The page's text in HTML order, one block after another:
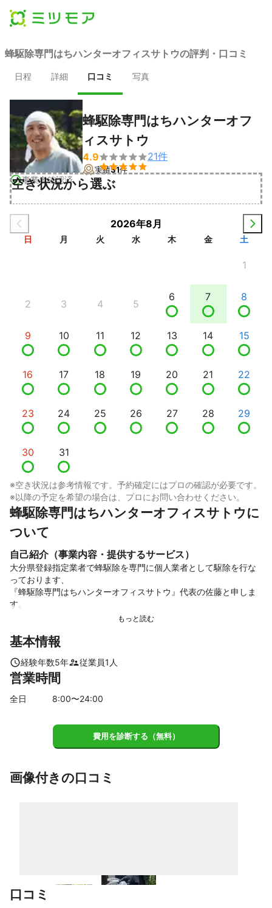
蜂駆除専門はちハンターオフィスサトウの評判・口コミ
日程 詳細 口コミ 写真
事業者確認済
蜂駆除専門はちハンターオフ
ィスサトウ
4.9

21件
実績31件
空き状況から選ぶ
2026年8月
日 月 火 水 木 金 土
1
2 3 4 5
6 7 8
9 10 11 12 13 14 15
16 17 18 19 20 21 22
23 24 25 26 27 28 29
30 31
※空き状況は参考情報です。予約確定にはプロの確認が必要です。
※以降の予定を希望の場合は、プロにお問い合わせください。
蜂駆除専門はちハンターオフィスサトウに
ついて
自己紹介（事業内容・提供するサービス）
大分県登録指定業者で蜂駆除を専門に個人業者として駆除を行な
っております、
『蜂駆除専門はちハンターオフィスサトウ』代表の佐藤と申しま
す。
当店は『安全性』『予防』『保証』の三本柱でご満足いただける
1、『 安全性 』の高い駆除
ハチは危険を察知すると巣の周りにたくさん集まり警戒状態にな
り危険性が増します。
そこでハチを可能な限り刺激せずに万全の準備から迅速な駆除を
・近隣の安全確認、声かけ、立ち入り禁止表示の設置を行いま
・初心を忘れず安全確認。
基本情報
経験年数5年 従業員1 人
営業時間
全日 8:00〜24:00
費用を診断する（無料）
画像付きの口コミ
口コミ